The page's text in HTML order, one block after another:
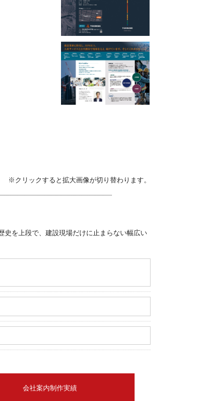
※クリックすると拡大画像が切り替わります。
史を上段で、建設現場だけに止まらない幅広い
会社案内制作実績